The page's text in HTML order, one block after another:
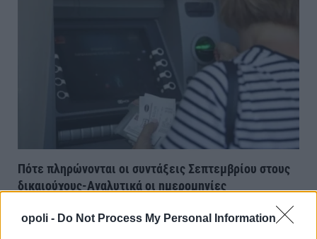
opoli - Do Not Process My Personal Information
Πότε πληρώνονται οι συντάξεις Σεπτεμβρίου στους
δικαιούχους-Αναλυτικά οι ημερομηνίες